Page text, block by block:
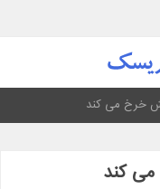
خرخ می کند
کند